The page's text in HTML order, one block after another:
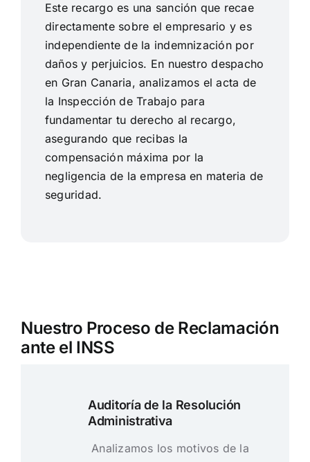
Este recargo es una sanción que recae
directamente sobre el empresario y es
independiente de la indemnización por
daños y perjuicios. En nuestro despacho
en Gran Canaria, analizamos el acta de
la Inspección de Trabajo para
fundamentar tu derecho al recargo,
asegurando que recibas la
compensación máxima por la
negligencia de la empresa en materia de
seguridad.
Nuestro Proceso de Reclamación
ante el INSS
Auditoría de la Resolución
Administrativa
Analizamos los motivos de la